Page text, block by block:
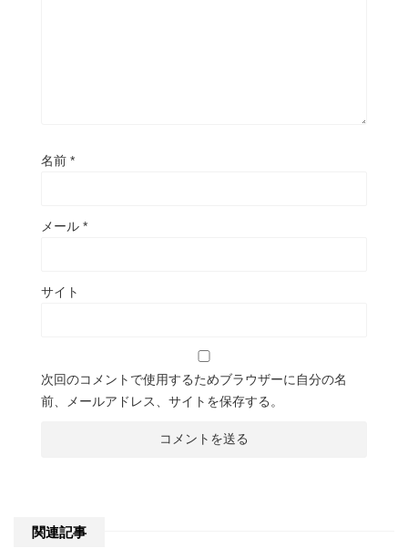
名前 *
メール *
サイト
次回のコメントで使用するためブラウザーに自分の名
前、メールアドレス、サイトを保存する。
関連記事